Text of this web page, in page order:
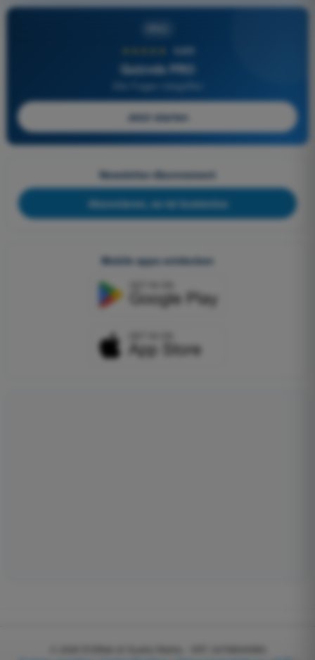
4,6/5
Quizvds PRO
Alle Fragen inbegriffen
Jetzt starten
Newsletter-Abonnement
Abonnieren, es ist kostenlos
Mobile apps entdecken